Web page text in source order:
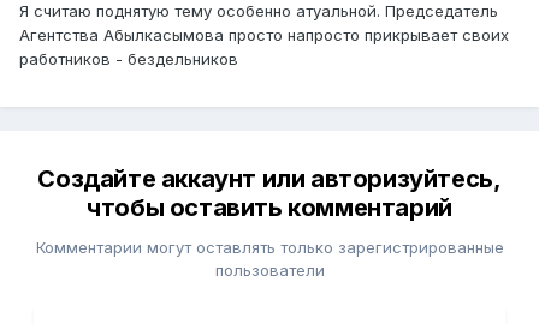
Я считаю поднятую тему особенно атуальной. Председатель
Агентства Абылкасымова просто напросто прикрывает своих
работников - бездельников
Создайте аккаунт или авторизуйтесь,
чтобы оставить комментарий
Комментарии могут оставлять только зарегистрированные
пользователи